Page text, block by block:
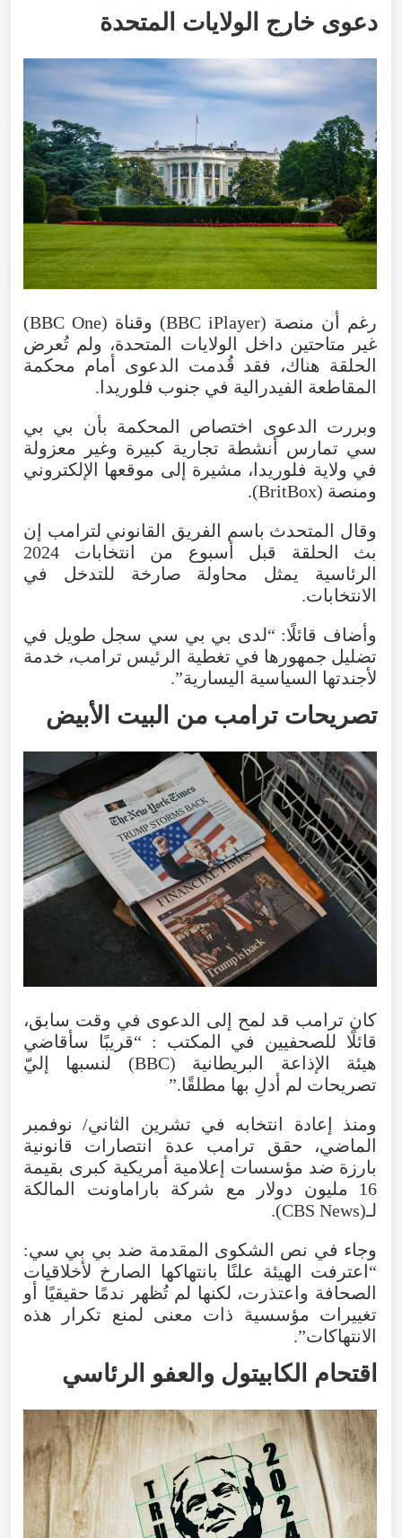
دعوى خارج الولايات المتحدة
رغم أن منصة (BBC iPlayer) وقناة (BBC One)
غير متاحتين داخل الولايات المتحدة، ولم تُعرض
الحلقة هناك، فقد قُدمت الدعوى أمام محكمة
المقاطعة الفيدرالية في جنوب فلوريدا.
وبررت الدعوى اختصاص المحكمة بأن بي بي
سي تمارس أنشطة تجارية كبيرة وغير معزولة
في ولاية فلوريدا، مشيرة إلى موقعها الإلكتروني
ومنصة (BritBox).
وقال المتحدث باسم الفريق القانوني لترامب إن
بث الحلقة قبل أسبوع من انتخابات 2024
الرئاسية يمثل محاولة صارخة للتدخل في
الانتخابات.
وأضاف قائلًا: “لدى بي بي سي سجل طويل في
تضليل جمهورها في تغطية الرئيس ترامب، خدمة
لأجندتها السياسية اليسارية”.
تصريحات ترامب من البيت الأبيض
كان ترامب قد لمح إلى الدعوى في وقت سابق،
قائلًا للصحفيين في المكتب : “قريبًا سأقاضي
هيئة الإذاعة البريطانية (BBC) لنسبها إليّ
تصريحات لم أدلِ بها مطلقًا.”
ومنذ إعادة انتخابه في تشرين الثاني/ نوفمبر
الماضي، حقق ترامب عدة انتصارات قانونية
بارزة ضد مؤسسات إعلامية أمريكية كبرى بقيمة
16 مليون دولار مع شركة باراماونت المالكة
لـ(CBS News).
وجاء في نص الشكوى المقدمة ضد بي بي سي:
“اعترفت الهيئة علنًا بانتهاكها الصارخ لأخلاقيات
الصحافة واعتذرت، لكنها لم تُظهر ندمًا حقيقيًا أو
تغييرات مؤسسية ذات معنى لمنع تكرار هذه
الانتهاكات”.
اقتحام الكابيتول والعفو الرئاسي